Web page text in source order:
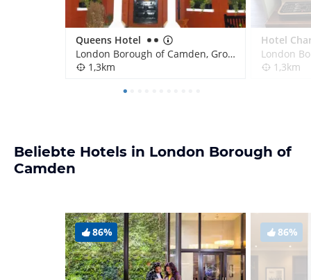
Queens Hotel
London Borough of Camden, Großbritannien
1,3km
Hotel
1,3km
Beliebte Hotels in London Borough of
Camden
86% 86%